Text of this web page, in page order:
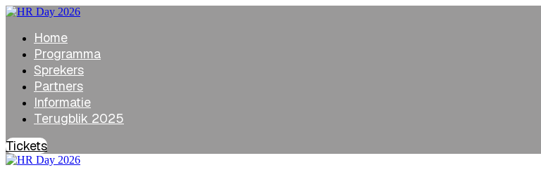
Home
Programma
Sprekers
Partners
Informatie
Terugblik 2025
Tickets